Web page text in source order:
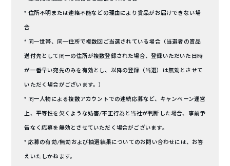
* 住所不明または連絡不能などの理由により賞品がお届けできない場
合
* 同一世帯、同一住所で複数回ご当選されている場合（当選者の賞品
送付先として同一の住所が複数登録された場合、登録いただいた日時
が一番早い宛先のみを有効とし、以降の登録（当選）は無効とさせて
いただく場合がございます。）
* 同一人物による複数アカウントでの連続応募など、キャンペーン運営
上、平等性を欠くような妨害/不正行為と当社が判断した場合、事前予
告なく応募を無効とさせていただく場合がございます。
* 応募の有効/無効および抽選結果についてのお問い合わせには、お答
えいたしかねます。